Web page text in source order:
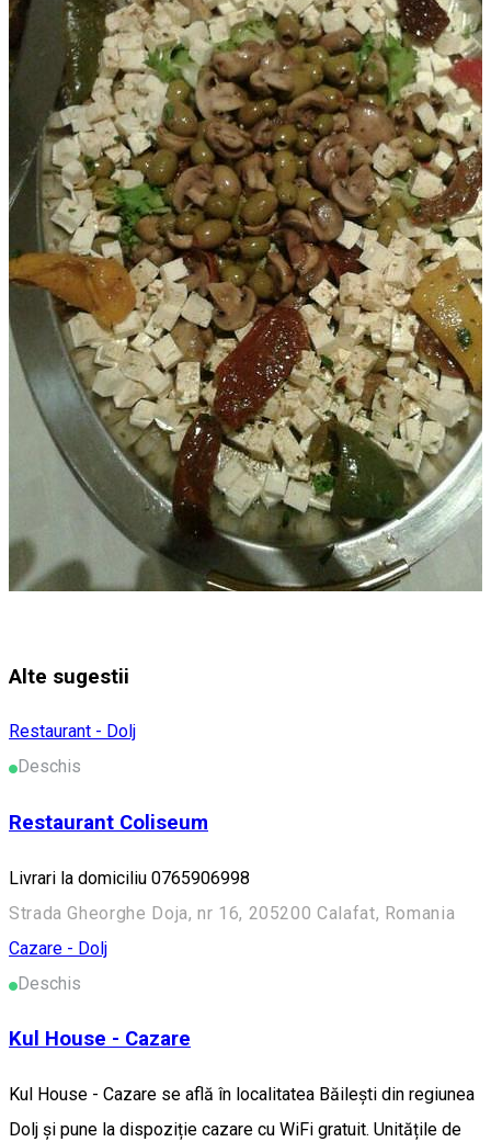
Alte sugestii
Restaurant - Dolj
Deschis
Restaurant Coliseum
Livrari la domiciliu 0765906998
Strada Gheorghe Doja, nr 16, 205200 Calafat, Romania
Cazare - Dolj
Deschis
Kul House - Cazare
Kul House - Cazare se află în localitatea Băileşti din regiunea
Dolj și pune la dispoziție cazare cu WiFi gratuit. Unitățile de